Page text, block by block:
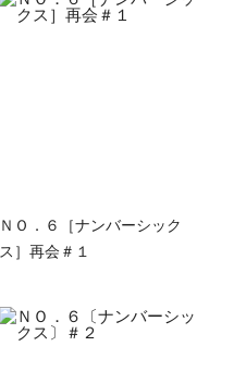
ＮＯ．６［ナンバーシック
ス］再会＃１